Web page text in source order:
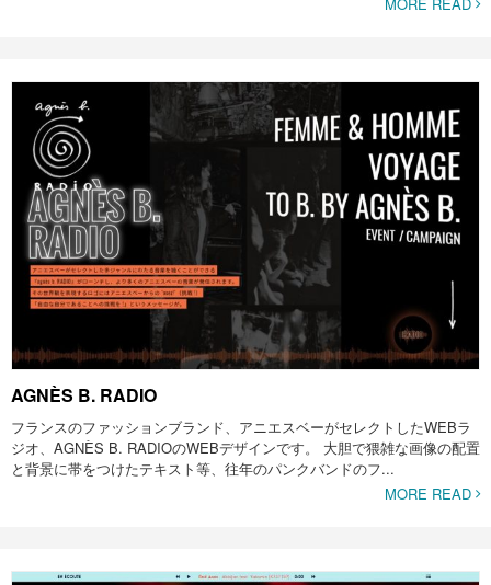
MORE READ
AGNÈS B. RADIO
フランスのファッションブランド、アニエスベーがセレクトしたWEBラ
ジオ、AGNÈS B. RADIOのWEBデザインです。 大胆で猥雑な画像の配置
と背景に帯をつけたテキスト等、往年のパンクバンドのフ...
MORE READ